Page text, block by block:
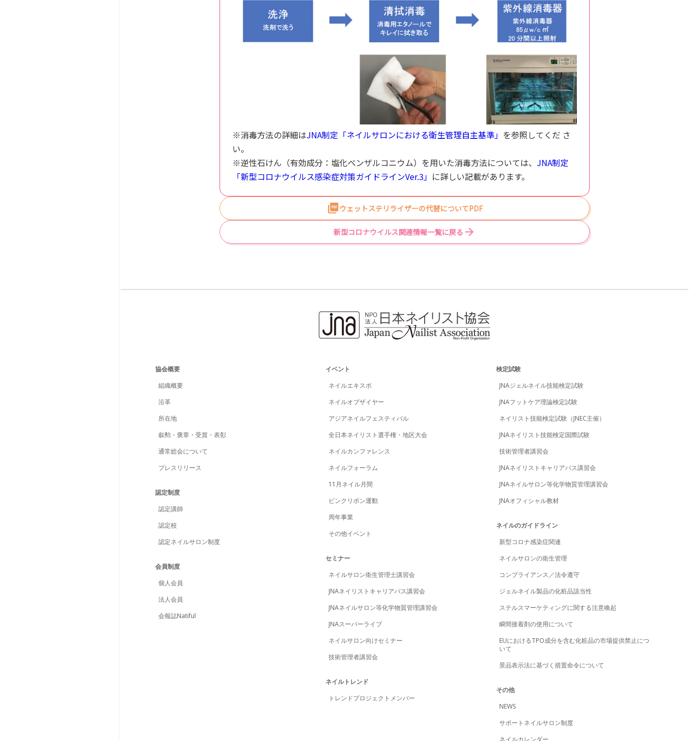
※消毒方法の詳細はJNA制定「ネイルサロンにおける衛生管理自主基準」 を参照してくだ さ
い。
※逆性石けん（有効成分：塩化ベンザルコニウム）を用いた消毒方法については、 JNA制定
「新型コロナウイルス感染症対策ガイドラインVer.3」 に詳しい記載があります。
ウェットステリライザーの代替についてPDF
新型コロナウイルス関連情報一覧に戻る
協会概要
組織概要
沿革
所在地
叙勲・褒章・受賞・表彰
通常総会について
プレスリリース
認定制度
認定講師
認定校
認定ネイルサロン制度
会員制度
個人会員
法人会員
会報誌Natiful
イベント
ネイルエキスポ
ネイルオブザイヤー
アジアネイルフェスティバル
全日本ネイリスト選手権・地区大会
ネイルカンファレンス
ネイルフォーラム
11月ネイル月間
ピンクリボン運動
周年事業
その他イベント
セミナー
ネイルサロン衛生管理士講習会
JNAネイリストキャリアパス講習会
JNAネイルサロン等化学物質管理講習会
JNAスーパーライブ
ネイルサロン向けセミナー
技術管理者講習会
ネイルトレンド
トレンドプロジェクトメンバー
検定試験
JNAジェルネイル技能検定試験
JNAフットケア理論検定試験
ネイリスト技能検定試験（JNEC主催）
JNAネイリスト技能検定国際試験
技術管理者講習会
JNAネイリストキャリアパス講習会
JNAネイルサロン等化学物質管理講習会
JNAオフィシャル教材
ネイルのガイドライン
新型コロナ感染症関連
ネイルサロンの衛生管理
コンプライアンス／法令遵守
ジェルネイル製品の化粧品該当性
ステルスマーケティングに関する注意喚起
瞬間接着剤の使用について
EUにおけるTPO成分を含む化粧品の市場提供禁止につ
いて
景品表示法に基づく措置命令について
その他
NEWS
サポートネイルサロン制度